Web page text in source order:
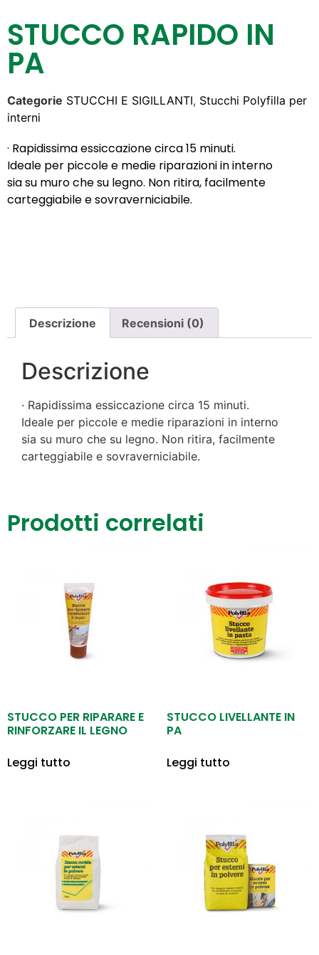
STUCCO RAPIDO IN
PA
Categorie STUCCHI E SIGILLANTI, Stucchi Polyfilla per
interni
· Rapidissima essiccazione circa 15 minuti.
Ideale per piccole e medie riparazioni in interno
sia su muro che su legno. Non ritira, facilmente
carteggiabile e sovraverniciabile.
Descrizione Recensioni (0)
Descrizione
· Rapidissima essiccazione circa 15 minuti.
Ideale per piccole e medie riparazioni in interno
sia su muro che su legno. Non ritira, facilmente
carteggiabile e sovraverniciabile.
Prodotti correlati
STUCCO PER RIPARARE E
RINFORZARE IL LEGNO
Leggi tutto
STUCCO LIVELLANTE IN
PA
Leggi tutto